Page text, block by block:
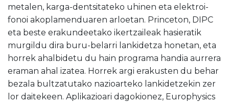
metalen, karga-dentsitateko uhinen eta elektroi-
fonoi akoplamenduaren arloetan. Princeton, DIPC
eta beste erakundeetako ikertzaileak hasieratik
murgildu dira buru-belarri lankidetza honetan, eta
horrek ahalbidetu du hain programa handia aurrera
eraman ahal izatea. Horrek argi erakusten du behar
bezala bultzatutako nazioarteko lankidetzekin zer
lor daitekeen. Aplikazioari dagokionez, Europhysics